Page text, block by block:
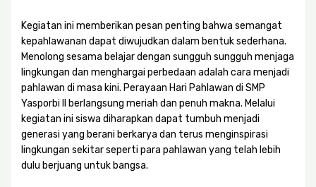
Kegiatan ini memberikan pesan penting bahwa semangat
kepahlawanan dapat diwujudkan dalam bentuk sederhana.
Menolong sesama belajar dengan sungguh sungguh menjaga
lingkungan dan menghargai perbedaan adalah cara menjadi
pahlawan di masa kini. Perayaan Hari Pahlawan di SMP
Yasporbi II berlangsung meriah dan penuh makna. Melalui
kegiatan ini siswa diharapkan dapat tumbuh menjadi
generasi yang berani berkarya dan terus menginspirasi
lingkungan sekitar seperti para pahlawan yang telah lebih
dulu berjuang untuk bangsa.